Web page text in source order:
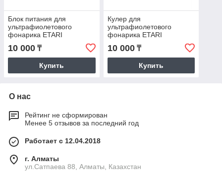
Блок питания для
ультрафиолетового
фонарика ETARI
10 000 ₸
Купить
Кулер для
ультрафиолетового
фонарика ETARI
10 000₸
Купить
О нас
Рейтинг не сформирован
Менее 5 отзывов за последний год
Работает с 12.04.2018
г. Алматы
ул.Сатпаева 88, Алматы, Казахстан